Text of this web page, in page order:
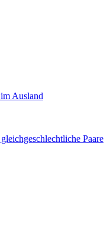
Ausland
Paare